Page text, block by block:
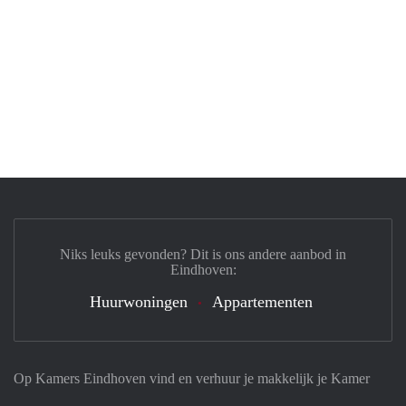
Op Kamers Eindhoven vind en verhuur je makkelijk je Kamer
Niks leuks gevonden? Dit is ons andere aanbod in
Eindhoven:
Huurwoningen Appartementen